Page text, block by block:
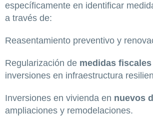
específicamente en identificar
a través de:
Reasentamiento preventivo y
Regularización de medidas fiscales
inversiones en infraestructura
Inversiones en vivienda en nuevos
ampliaciones y remodelaciones.